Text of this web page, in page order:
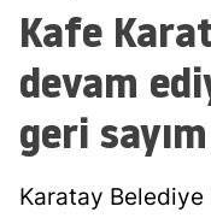
Kafe
devam
geri
Karatay Belediye